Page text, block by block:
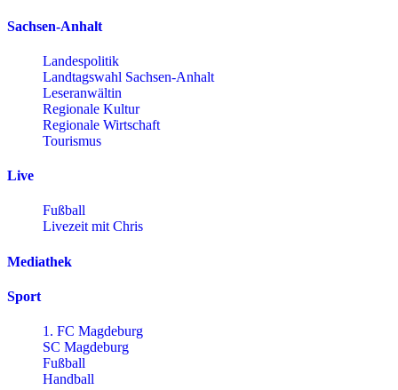
Sachsen-Anhalt
Landespolitik
Landtagswahl Sachsen-Anhalt
Leseranwältin
Regionale Kultur
Regionale Wirtschaft
Tourismus
Live
Fußball
Livezeit mit Chris
Mediathek
Sport
1. FC Magdeburg
SC Magdeburg
Fußball
Handball